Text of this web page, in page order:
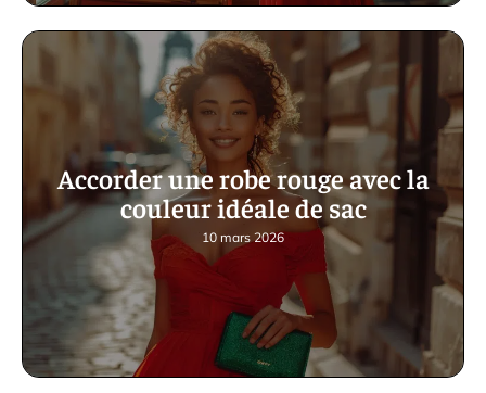
Accorder une robe rouge avec la
couleur idéale de sac
10 mars 2026